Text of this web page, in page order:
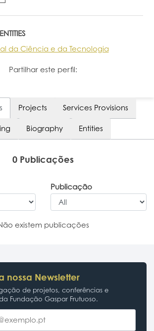
da Ciência e da Tecnologia
Partilhar este perfil:
Projects Services Provisions
Biography Entities
0 Publicações
Publicação
existem publicações
nossa Newsletter
de projetos, conferências e
Fundação Gaspar Frutuoso.